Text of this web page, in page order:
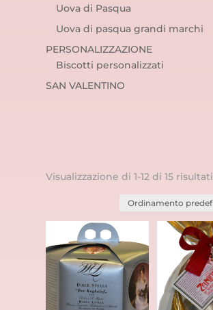
Uova di Pasqua
Uova di pasqua grandi marchi
PERSONALIZZAZIONE
Biscotti personalizzati
SAN VALENTINO
Visualizzazione di 1-12 di 15 risultati